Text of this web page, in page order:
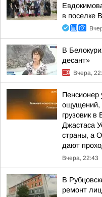
в поселке
В
десант»
Вчера,
Пенсионер
ощущений,
грузовик в
Джастаса
страны, а
дают
Вчера, 22:43
В
ремонт